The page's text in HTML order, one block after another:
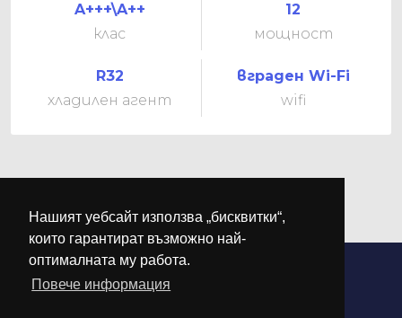
Нашият уебсайт използва „бисквитки“,
които гарантират възможно най-
оптималната му работа.
Повече информация
A+++\A++
клас
12
мощност
R32
хладилен агент
вграден Wi-Fi
wifi
©М-КЛИМА. Всички права запазени.